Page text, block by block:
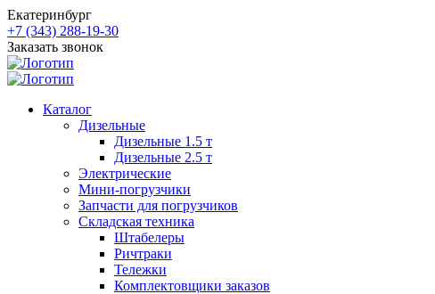
Екатеринбург
+7 (343) 288-19-30
Заказать звонок
Каталог
Дизельные
Дизельные 1.5 т
Дизельные 2.5 т
Электрические
Мини-погрузчики
Запчасти для погрузчиков
Складская техника
Штабелеры
Ричтраки
Тележки
Комплектовщики заказов